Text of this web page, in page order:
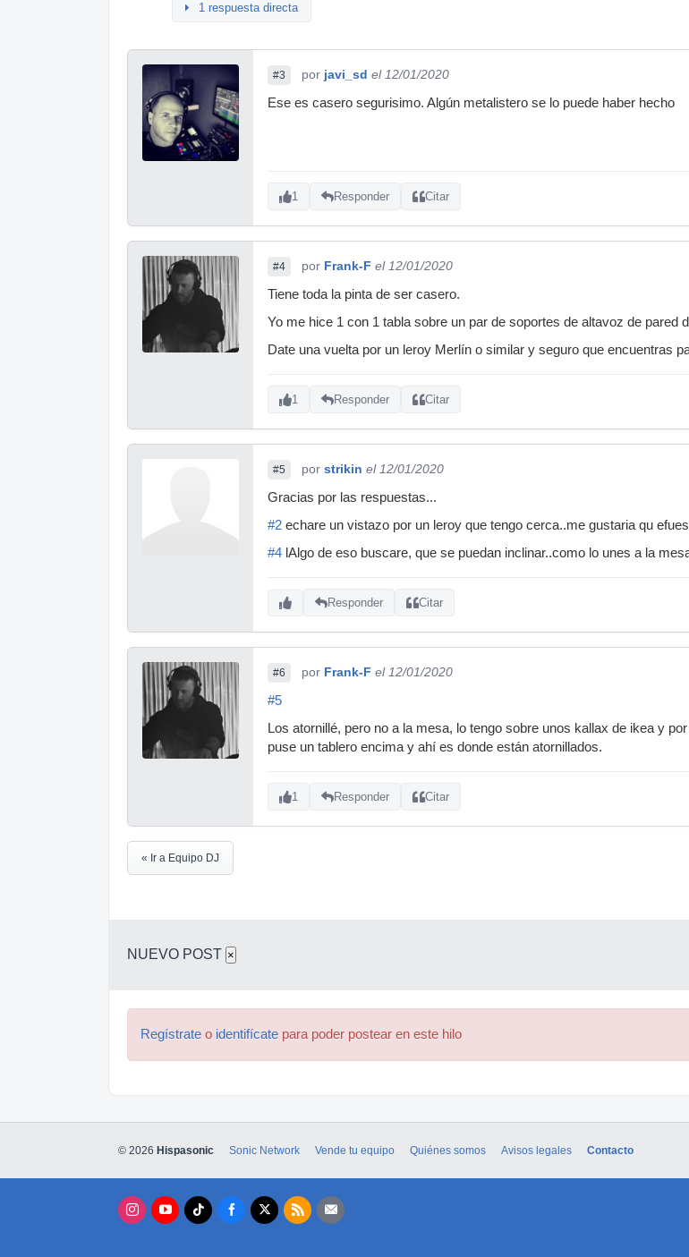
1 respuesta directa
#3 por javi_sd el 12/01/2020
Ese es casero segurisimo. Algún metalistero se lo puede haber hecho
1 Responder Citar
#4 por Frank-F el 12/01/2020
Tiene toda la pinta de ser casero.
Yo me hice 1 con 1 tabla sobre un par de soportes de altavoz de pared
Date una vuelta por un leroy Merlín o similar y seguro que encuentras
1 Responder Citar
#5 por strikin el 12/01/2020
Gracias por las respuestas...
#2 echare un vistazo por un leroy que tengo cerca..me gustaria qu
#4 lAlgo de eso buscare, que se puedan inclinar..como lo unes a la
Responder Citar
#6 por Frank-F el 12/01/2020
#5
Los atornillé, pero no a la mesa, lo tengo sobre unos kallax de ikea y
puse un tablero encima y ahí es donde están atornillados.
1 Responder Citar
« Ir a Equipo DJ
NUEVO POST ×
Regístrate o identifícate para poder postear en este hilo
© 2026 Hispasonic Sonic Network Vende tu equipo Quiénes somos Avisos legales Contacto